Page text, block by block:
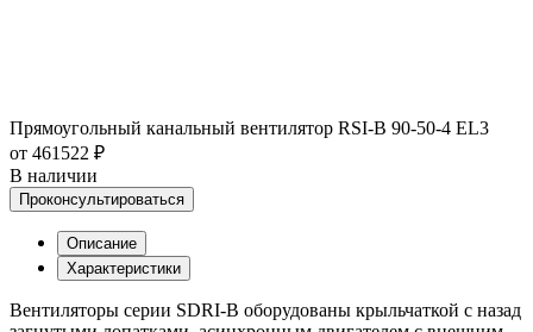
Прямоугольный канальный вентилятор RSI-B 90-50-4 EL3
от 461522 ₽
В наличии
Проконсультироваться
Описание
Характеристики
Вентиляторы серии SDRI-B оборудованы крыльчаткой с назад